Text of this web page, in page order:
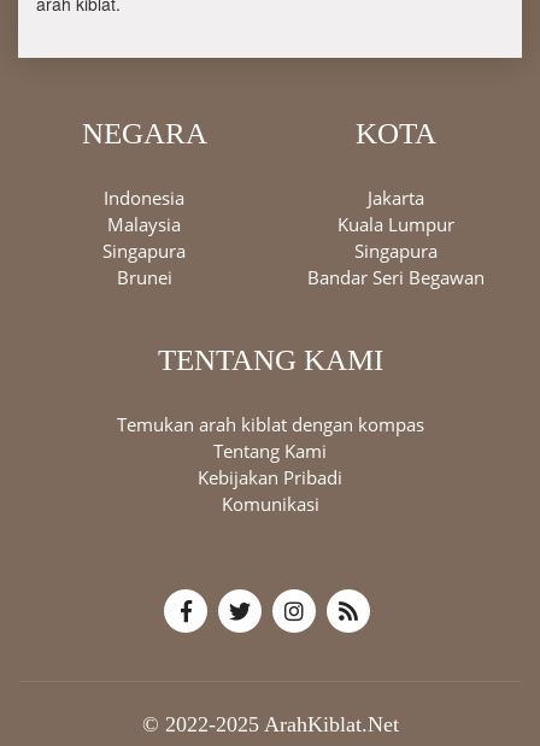
NEGARA
Indonesia
Malaysia
Singapura
Brunei
KOTA
Jakarta
Kuala Lumpur
Singapura
Bandar Seri Begawan
TENTANG KAMI
Temukan arah kiblat dengan kompas
Tentang Kami
Kebijakan Pribadi
Komunikasi
© 2022-2025 ArahKiblat.Net